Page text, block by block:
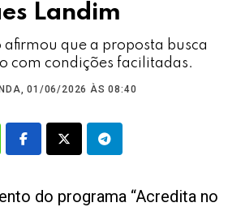
Landim
que a proposta busca
com condições facilitadas.
01/06/2026 ÀS 08:40
do programa “Acredita no